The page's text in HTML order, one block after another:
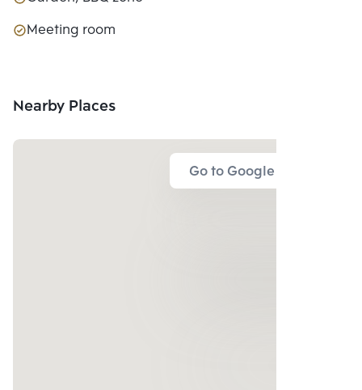
Meeting room
Nearby Places
Go to Google Map